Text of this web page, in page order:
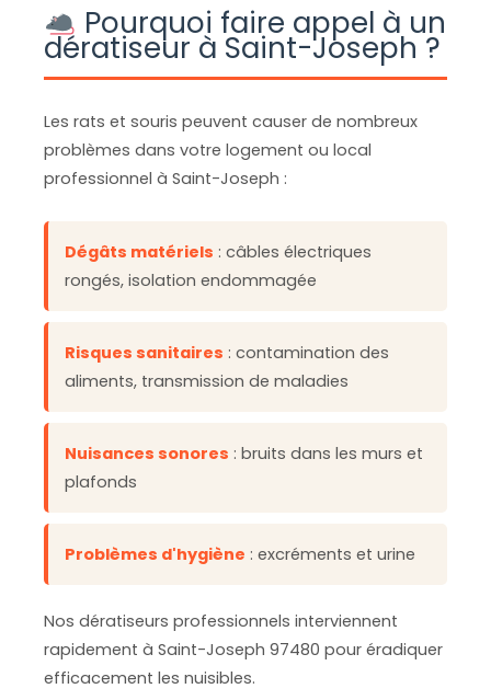
Pourquoi faire appel à un
dératiseur à Saint-Joseph ?
Les rats et souris peuvent causer de nombreux
problèmes dans votre logement ou local
professionnel à Saint-Joseph :
Dégâts matériels : câbles électriques
rongés, isolation endommagée
Risques sanitaires : contamination des
aliments, transmission de maladies
Nuisances sonores : bruits dans les murs et
plafonds
Problèmes d'hygiène : excréments et urine
Nos dératiseurs professionnels interviennent
rapidement à Saint-Joseph 97480 pour éradiquer
efficacement les nuisibles.